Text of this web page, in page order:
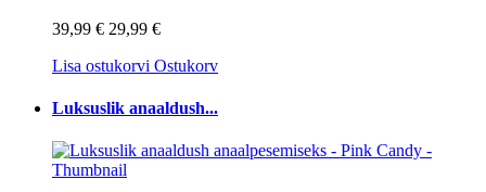
39,99 € 29,99 €
Lisa ostukorvi Ostukorv
Luksuslik anaaldush...